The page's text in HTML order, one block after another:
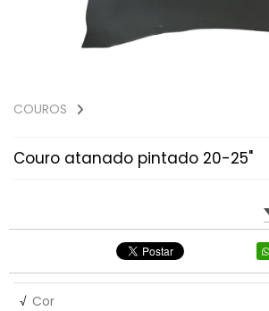
COUROS
Couro atanado pintado 20-25"
√ Cor